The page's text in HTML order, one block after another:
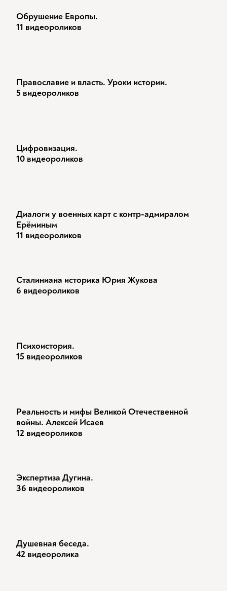
Обрушение Европы.
11 видеороликов
Православие и власть. Уроки истории.
5 видеороликов
Цифровизация.
10 видеороликов
Диалоги у военных карт с контр-адмиралом
Ерёминым
11 видеороликов
Сталиниана историка Юрия Жукова
6 видеороликов
Психоистория.
15 видеороликов
Реальность и мифы Великой Отечественной
войны. Алексей Исаев
12 видеороликов
Экспертиза Дугина.
36 видеороликов
Душевная беседа.
42 видеоролика